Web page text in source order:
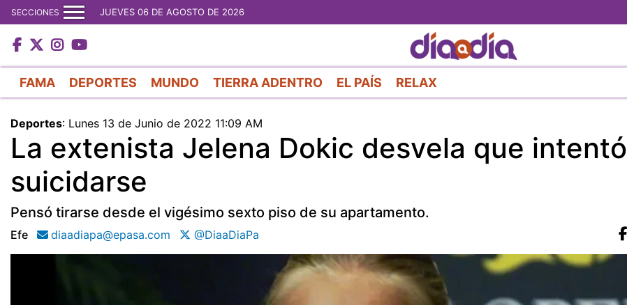
al
contenido
principal
SECCIONES JUEVES 06 DE AGOSTO DE 2026
FAMA DEPORTES MUNDO TIERRA ADENTRO EL PAÍS RELAX
Deportes: Lunes 13 de Junio de 2022 11:09 AM
La extenista Jelena Dokic desvela que intentó
suicidarse
Pensó tirarse desde el vigésimo sexto piso de su apartamento.
Efe diaadiapa@epasa.com @DiaaDiaPa